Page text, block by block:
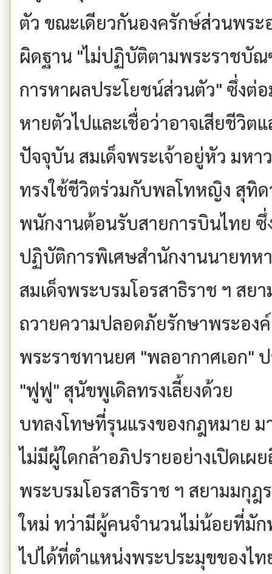
ตัว ขณะเดียวกันองครักษ์ส่วนพร
ผิดฐาน "ไม่ปฏิบัติตามพระราชบัณ
การหาผลประโยชน์ส่วนตัว" ซึ่งต่
หายตัวไปและเชื่อว่าอาจเสียชีวิต
ปัจจุบัน สมเด็จพระเจ้าอยู่หัว มห
ทรงใช้ชีวิตร่วมกับพลโทหญิง สุทิ
พนักงานต้อนรับสายการบินไทย
ปฏิบัติการพิเศษสำนักงานนายทห
สมเด็จพระบรมโอรสาธิราช ฯ ส
ถวายความปลอดภัยรักษาพระอง
พระราชทานยศ "พลอากาศเอก"
"ฟูฟู" สุนัขพูเดิลทรงเลี้ยงด้วย
บทลงโทษที่รุนแรงของกฎหมาย ม
ไม่มีผู้ใดกล้าอภิปรายอย่างเปิดเผ
พระบรมโอรสาธิราช ฯ สยามมกุ
ใหม่ ทว่ามีผู้คนจำนวนไม่น้อยที่มั
ไปได้ที่ตำแหน่งพระประมุขของไ